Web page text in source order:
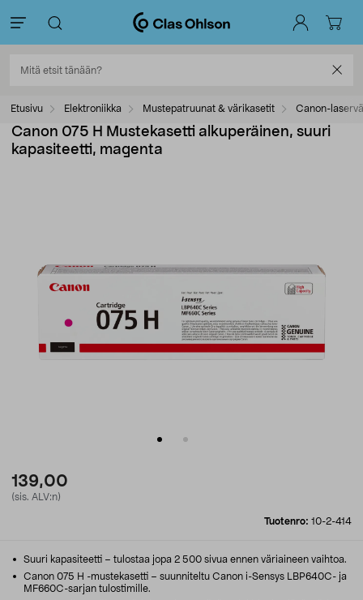
Etusivu Elektroniikka Mustepatruunat & värikasetit Canon-
Canon 075 H Mustekasetti alkuperäinen, suuri
kapasiteetti, magenta
139,00
(sis. ALV:n)
Tuotenro: 10-2-414
Suuri kapasiteetti – tulostaa jopa 2 500 sivua ennen väriaineen vaihtoa.
Canon 075 H -mustekasetti – suunniteltu Canon i-Sensys LBP640C- ja
MF660C-sarjan tulostimille.